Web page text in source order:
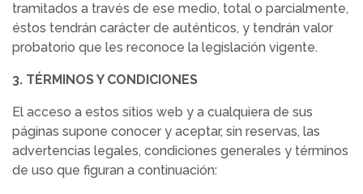
tramitados a través de ese medio, total o parcialmente,
éstos tendrán carácter de auténticos, y tendrán valor
probatorio que les reconoce la legislación vigente.
3. TÉRMINOS Y CONDICIONES
El acceso a estos sitios web y a cualquiera de sus
páginas supone conocer y aceptar, sin reservas, las
advertencias legales, condiciones generales y términos
de uso que figuran a continuación: